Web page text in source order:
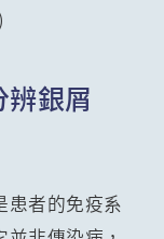
銀屑
患者的免疫系